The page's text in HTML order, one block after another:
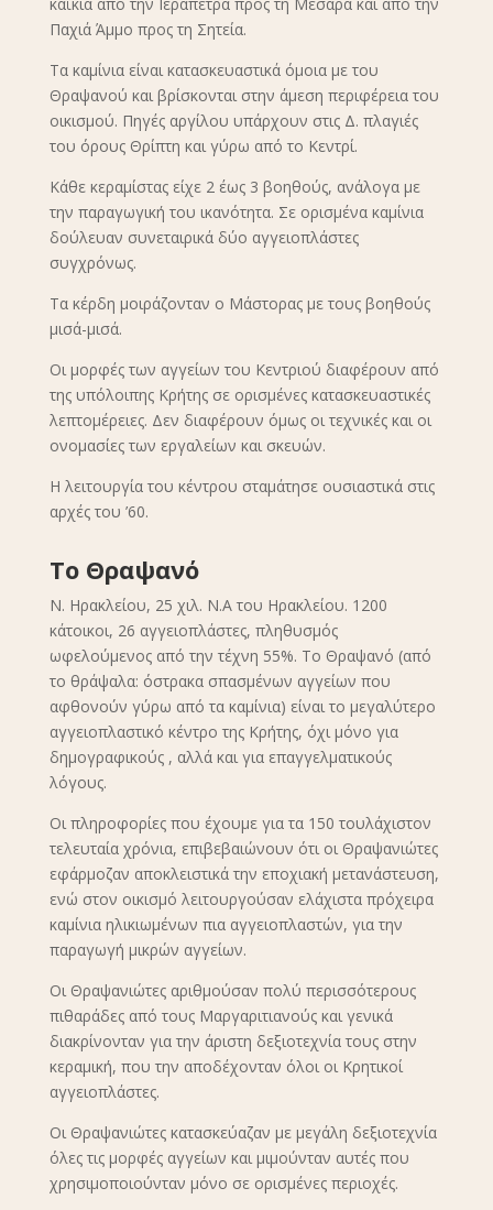
Παχιά Άμμο προς τη Σητεία.
Τα καμίνια είναι κατασκευαστικά όμοια με του
Θραψανού και βρίσκονται στην άμεση περιφέρεια του
οικισμού. Πηγές αργίλου υπάρχουν στις Δ. πλαγιές
του όρους Θρίπτη και γύρω από το Κεντρί.
Κάθε κεραμίστας είχε 2 έως 3 βοηθούς, ανάλογα με
την παραγωγική του ικανότητα. Σε ορισμένα καμίνια
δούλευαν συνεταιρικά δύο αγγειοπλάστες
συγχρόνως.
Τα κέρδη μοιράζονταν ο Μάστορας με τους βοηθούς
μισά-μισά.
Οι μορφές των αγγείων του Κεντριού διαφέρουν από
της υπόλοιπης Κρήτης σε ορισμένες κατασκευαστικές
λεπτομέρειες. Δεν διαφέρουν όμως οι τεχνικές και οι
ονομασίες των εργαλείων και σκευών.
Η λειτουργία του κέντρου σταμάτησε ουσιαστικά στις
αρχές του ’60.
Το Θραψανό
Ν. Ηρακλείου, 25 χιλ. Ν.Α του Ηρακλείου. 1200
κάτοικοι, 26 αγγειοπλάστες, πληθυσμός
ωφελούμενος από την τέχνη 55%. Το Θραψανό (από
το θράψαλα: όστρακα σπασμένων αγγείων που
αφθονούν γύρω από τα καμίνια) είναι το μεγαλύτερο
αγγειοπλαστικό κέντρο της Κρήτης, όχι μόνο για
δημογραφικούς , αλλά και για επαγγελματικούς
λόγους.
Οι πληροφορίες που έχουμε για τα 150 τουλάχιστον
τελευταία χρόνια, επιβεβαιώνουν ότι οι Θραψανιώτες
εφάρμοζαν αποκλειστικά την εποχιακή μετανάστευση,
ενώ στον οικισμό λειτουργούσαν ελάχιστα πρόχειρα
καμίνια ηλικιωμένων πια αγγειοπλαστών, για την
παραγωγή μικρών αγγείων.
Οι Θραψανιώτες αριθμούσαν πολύ περισσότερους
πιθαράδες από τους Μαργαριτιανούς και γενικά
διακρίνονταν για την άριστη δεξιοτεχνία τους στην
κεραμική, που την αποδέχονταν όλοι οι Κρητικοί
αγγειοπλάστες.
Οι Θραψανιώτες κατασκεύαζαν με μεγάλη δεξιοτεχνία
όλες τις μορφές αγγείων και μιμούνταν αυτές που
χρησιμοποιούνταν μόνο σε ορισμένες περιοχές.